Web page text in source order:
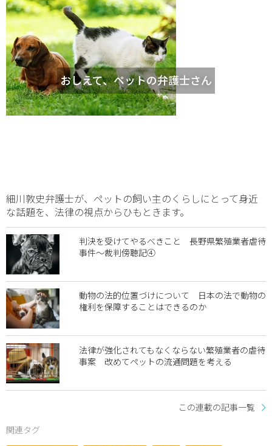
おしえて、ペットの弁護士さん
細川敦史弁護士が、ペットの飼い主のくらしにとって身近
な話題を、法律の視点からひもときます。
判決を受けてやるべきこと 長野県繁殖業者虐待
事件～裁判傍聴記④
動物の法的位置づけについて 日本の法で動物の
権利を保障することはできるのか
法律が強化されてもなくならない繁殖業者の虐待
事案 改めてペットの流通問題を考える
この連載の記事一覧
関連タグ